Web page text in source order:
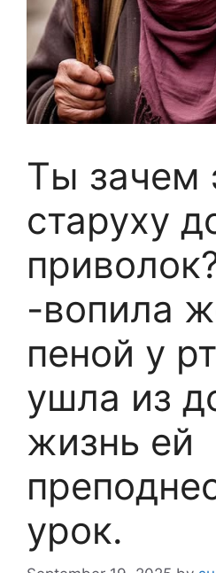
Ты зачем
старуху
-вопила
пеной у
ушла из
жизнь ей
урок.